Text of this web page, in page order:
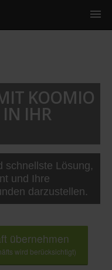
KOOMIO
IHR
schnellste Lösung,
und Ihre
darzustellen.
übernehmen
wird berücksichtigt)